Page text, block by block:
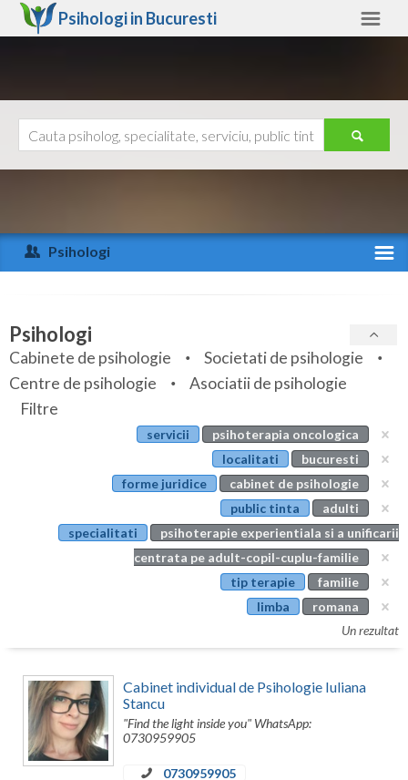
Psihologi in Bucuresti
Arad
Arges
Bihor
Bistrita-Nasaud
Botosani
Bucuresti
Cluj
Constanta
Covasna
Ajutor
Psihologi
Specialitati
Servicii
Articole
Psihologi
Cabinete de psihologie
Societati de psihologie
Centre de psihologie
Asociatii de psihologie
Filtre
servicii
psihoterapia oncologica
localitati
bucuresti
forme juridice
cabinet de psihologie
public tinta
adulti
specialitati
psihoterapie experientiala si a unificarii
centrata pe adult-copil-cuplu-familie
tip terapie
familie
limba
romana
Un rezultat
Cabinet individual de Psihologie Iuliana
Stancu
"Find the light inside you" WhatsApp:
0730959905
0730959905